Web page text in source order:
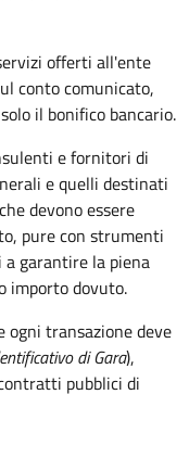
offerti all'ente
conto comunicato,
il bonifico bancario.
e fornitori di
e quelli destinati
devono essere
pure con strumenti
a garantire la piena
importo dovuto.
ogni transazione deve
di Gara),
pubblici di